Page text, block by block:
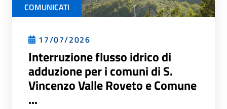
COMUNICATI
17/07/2026
Interruzione flusso idrico di
adduzione per i comuni di S.
Vincenzo Valle Roveto e Comune
...